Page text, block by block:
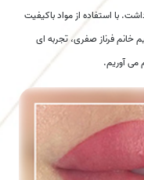
با استفاده از مواد باکیفیت
خانم فرناز صفری، تجربه ای
می آوریم.